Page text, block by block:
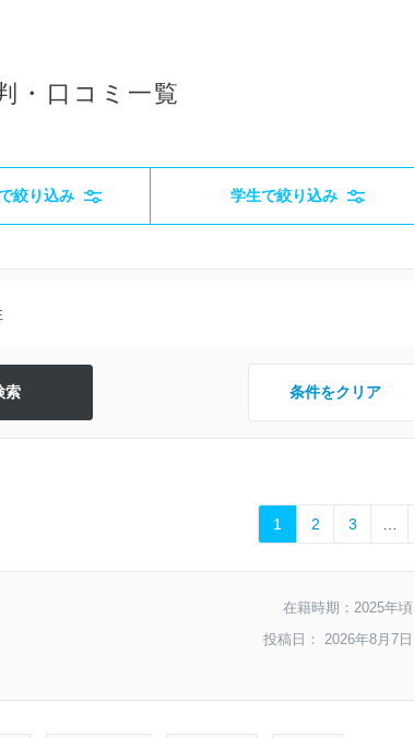
・口コミ一覧
絞り込み 学生で絞り込み
条件をクリア
1 2 3
在籍時期：2025年頃
投稿日： 2026年8月7日